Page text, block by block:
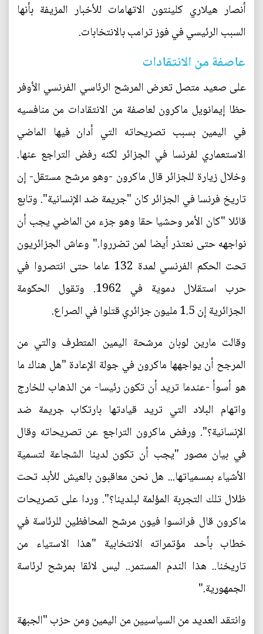
أنصار هيلاري كلينتون الاتهامات للأخبار المزيفة بأنها
السبب الرئيسي في فوز ترامب بالانتخابات.
عاصفة من الانتقادات
على صعيد متصل تعرض المرشح الرئاسي الفرنسي الأوفر
حظا إيمانويل ماكرون لعاصفة من الانتقادات من منافسيه
في اليمين بسبب تصريحاته التي أدان فيها الماضي
الاستعماري لفرنسا في الجزائر لكنه رفض التراجع عنها.
وخلال زيارة للجزائر قال ماكرون -وهو مرشح مستقل- إن
تاريخ فرنسا في الجزائر كان "جريمة ضد الإنسانية". وتابع
قائلا "كان الأمر وحشيا حقا وهو جزء من الماضي يجب أن
نواجهه حتى نعتذر أيضا لمن تضرروا." وعاش الجزائريون
تحت الحكم الفرنسي لمدة 132 عاما حتى انتصروا في
حرب استقلال دموية في 1962. وتقول الحكومة
الجزائرية إن 1.5 مليون جزائري قتلوا في الصراع.
وقالت مارين لوبان مرشحة اليمين المتطرف والتي من
المرجح أن يواجهها ماكرون في جولة الإعادة "هل هناك ما
هو أسوأ -عندما تريد أن تكون رئيسا- من الذهاب للخارج
واتهام البلاد التي تريد قيادتها بارتكاب جريمة ضد
الإنسانية؟". ورفض ماكرون التراجع عن تصريحاته وقال
في بيان مصور "يجب أن تكون لدينا الشجاعة لتسمية
الأشياء بمسمياتها... هل نحن معاقبون بالعيش للأبد تحت
ظلال تلك التجربة المؤلمة لبلدينا؟". وردا على تصريحات
ماكرون قال فرانسوا فيون مرشح المحافظين للرئاسة في
خطاب بأحد مؤتمراته الانتخابية "هذا الاستياء من
تاريخنا.. هذا الندم المستمر.. ليس لائقا بمرشح لرئاسة
الجمهورية."
وانتقد العديد من السياسيين من اليمين ومن حزب "الجبهة